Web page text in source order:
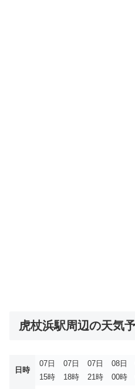
虎杖浜駅周辺の天気
日時
07日
15時
07日
18時
07日
21時
08日
00時